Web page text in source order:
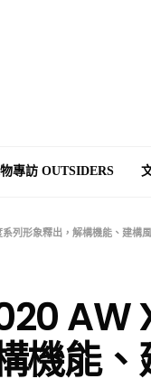
專訪 OUTSIDERS
列形象釋出，解構機能、建構
AW
機能